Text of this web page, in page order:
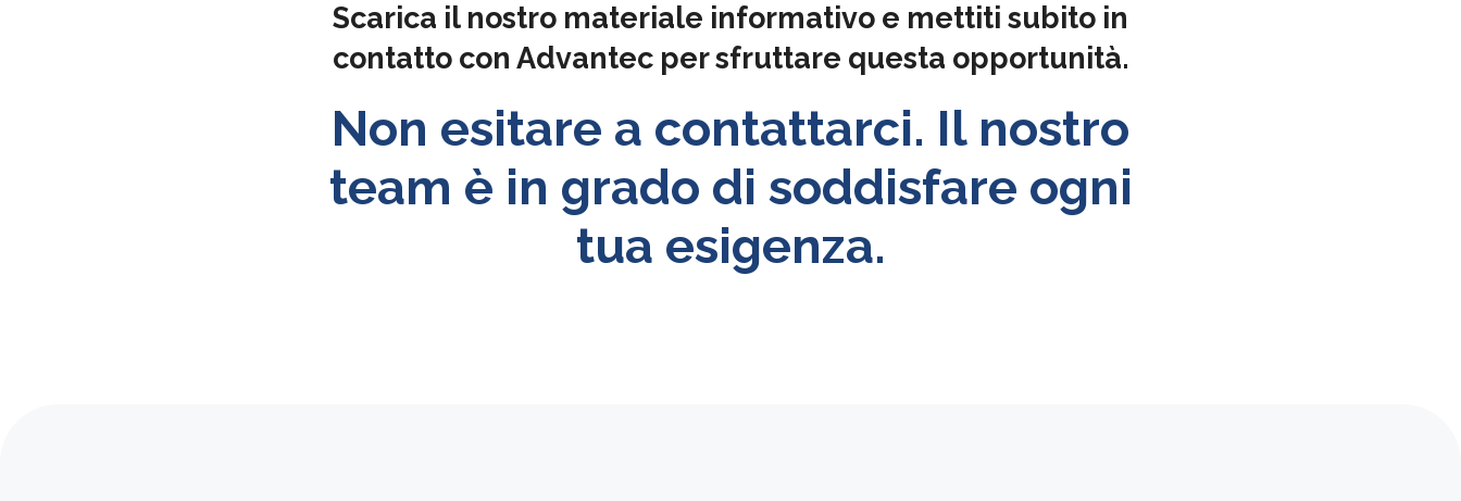
Scarica il nostro materiale informativo e mettiti subito in
contatto con Advantec per sfruttare questa opportunità.
Non esitare a contattarci. Il nostro
team è in grado di soddisfare ogni
tua esigenza.